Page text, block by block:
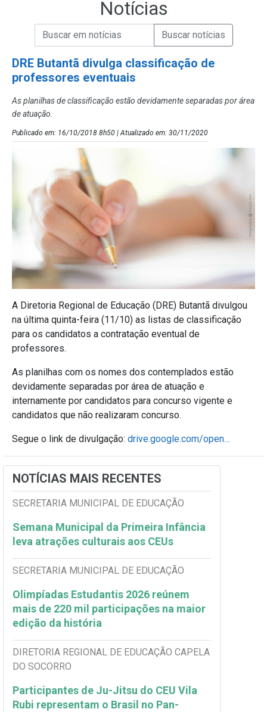
Notícias
Campo de Busca de Notícias
Campo de Busca de informaçõesEnviar a Busca de Notícias
DRE Butantã divulga classificação de
professores eventuais
As planilhas de classificação estão devidamente separadas por área
de atuação.
Publicado em: 16/10/2018 8h50 | Atualizado em: 30/11/2020
A Diretoria Regional de Educação (DRE) Butantã divulgou
na última quinta-feira (11/10) as listas de classificação
para os candidatos a contratação eventual de
professores.
As planilhas com os nomes dos contemplados estão
devidamente separadas por área de atuação e
internamente por candidatos para concurso vigente e
candidatos que não realizaram concurso.
Segue o link de divulgação: drive.google.com/open…
NOTÍCIAS MAIS RECENTES
SECRETARIA MUNICIPAL DE EDUCAÇÃO
Semana Municipal da Primeira Infância
leva atrações culturais aos CEUs
SECRETARIA MUNICIPAL DE EDUCAÇÃO
Olimpíadas Estudantis 2026 reúnem
mais de 220 mil participações na maior
edição da história
DIRETORIA REGIONAL DE EDUCAÇÃO CAPELA
DO SOCORRO
Participantes de Ju-Jitsu do CEU Vila
Rubi representam o Brasil no Pan-